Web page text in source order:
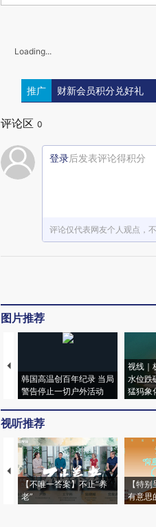
Loading...
推广 财新会员积分兑好礼
评论区 0
登录后发表评论得积分
评论仅代表网友个人观点，
图片推荐
韩国高温创百年纪录 当局
警告停止一切户外活动
视线｜
水位跌
猛犸象
视听推荐
【不唯一答案】不止“养
老”
【特
有意思